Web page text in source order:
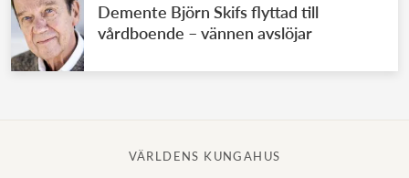
Demente Björn Skifs flyttad till
vårdboende – vännen avslöjar
VÄRLDENS KUNGAHUS